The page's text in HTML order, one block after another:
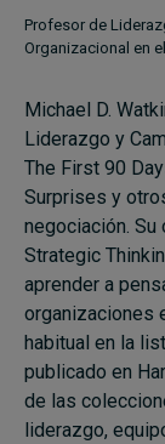
Profesor de
Organizacional en
Michael D.
Liderazgo y
The First 90
Surprises y
negociación.
Strategic
aprender a
organizaciones
habitual en la
publicado en
de las
liderazgo,